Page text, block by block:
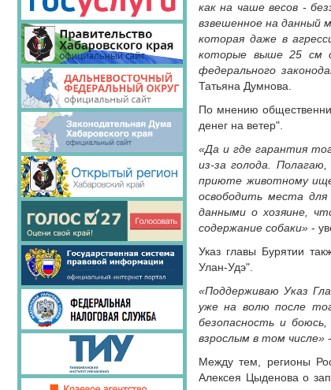
как на чаше весов -
взвешенное на данный
которая даже в
которые выше 25 см
федерального
Татьяна Думнова.
По мнению
денег на ветер".
«Да и где гарантия
из-за голода.
приюте животному
освободить места
данными о хозяине,
содержание собаки» -
Указ главы Бурятии
Улан-Удэ".
«Поддерживаю Указ
уже на волю после
безопасность и
взрослым в том числе»
Между тем, регионы
Алексея Цыденова о